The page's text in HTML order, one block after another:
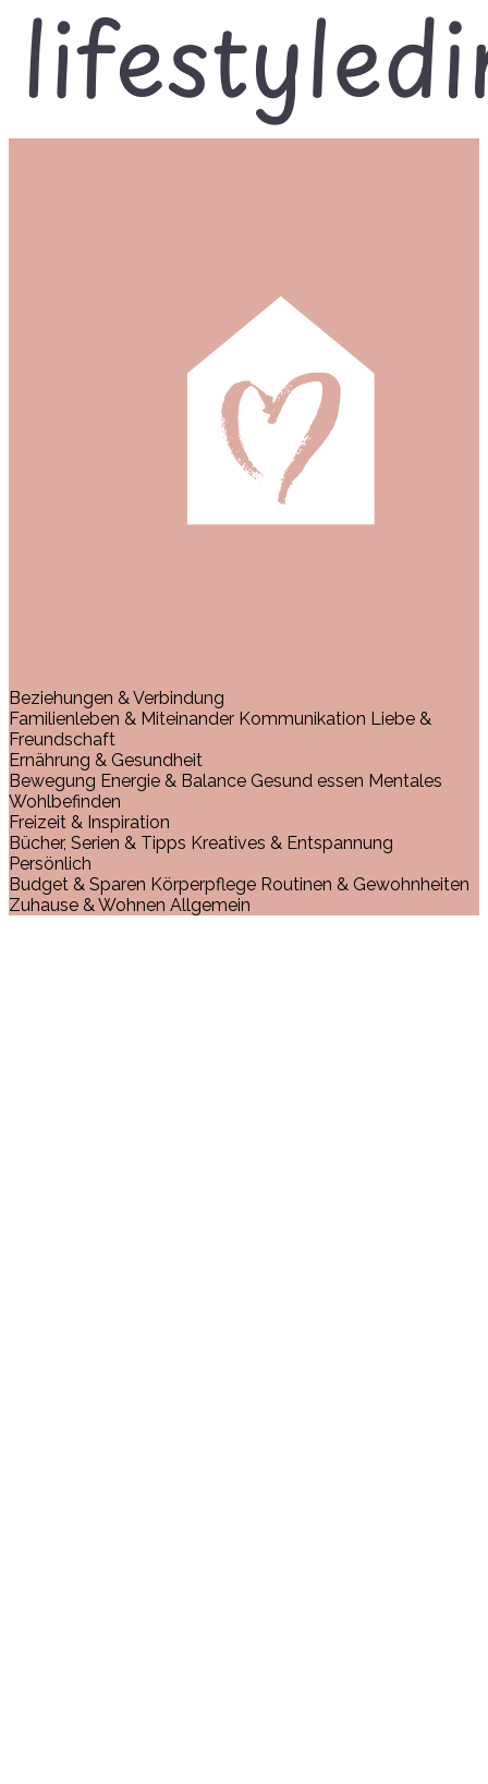
Beziehungen & Verbindung
Familienleben & Miteinander Kommunikation Liebe &
Freundschaft
Ernährung & Gesundheit
Bewegung Energie & Balance Gesund essen Mentales
Wohlbefinden
Freizeit & Inspiration
Bücher, Serien & Tipps Kreatives & Entspannung
Persönlich
Budget & Sparen Körperpflege Routinen & Gewohnheiten
Zuhause & Wohnen Allgemein